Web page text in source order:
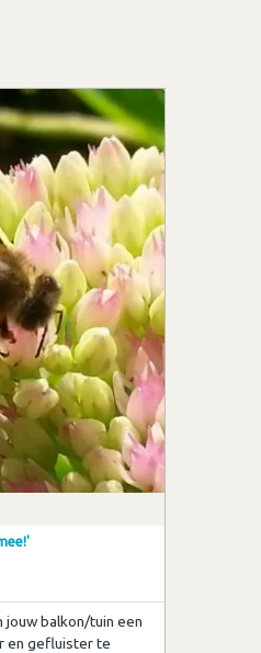
jouw balkon/tuin een
en gefluister te